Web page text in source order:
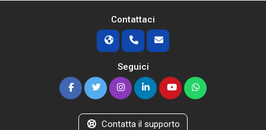
Contattaci
Seguici
Contatta il supporto